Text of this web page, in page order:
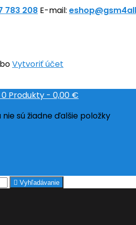
783 208 E-mail:
Vytvoriť účet
0 Produkty - 0,00 €
sú žiadne ďalšie položky
 Vyhľadávanie